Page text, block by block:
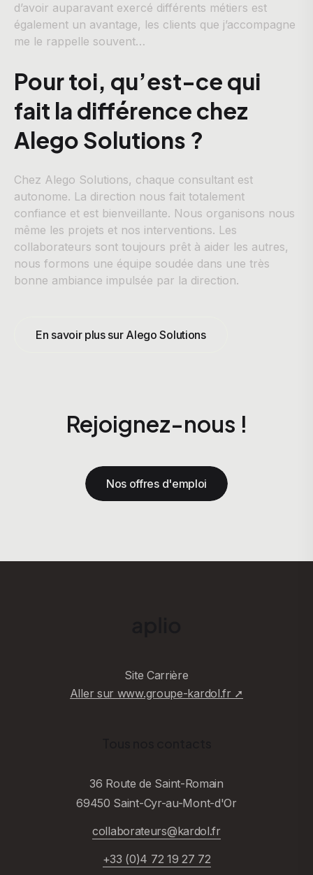
d’avoir auparavant exercé différents métiers est
également un avantage, les clients que j’accompagne
me le rappelle souvent…
Pour toi, qu’est-ce qui
fait la différence chez
Alego Solutions ?
Chez Alego Solutions, chaque consultant est
autonome. La direction nous fait totalement
confiance et est bienveillante. Nous organisons nous
même les projets et nos interventions. Les
collaborateurs sont toujours prêt à aider les autres,
nous formons une équipe soudée dans une très
bonne ambiance impulsée par la direction.
En savoir plus sur Alego Solutions
Rejoignez-nous !
Nos offres d'emploi
Site Carrière
Aller sur www.groupe-kardol.fr ➚
36 Route de Saint-Romain
69450 Saint-Cyr-au-Mont-d'Or
collaborateurs@kardol.fr
+33 (0)4 72 19 27 72